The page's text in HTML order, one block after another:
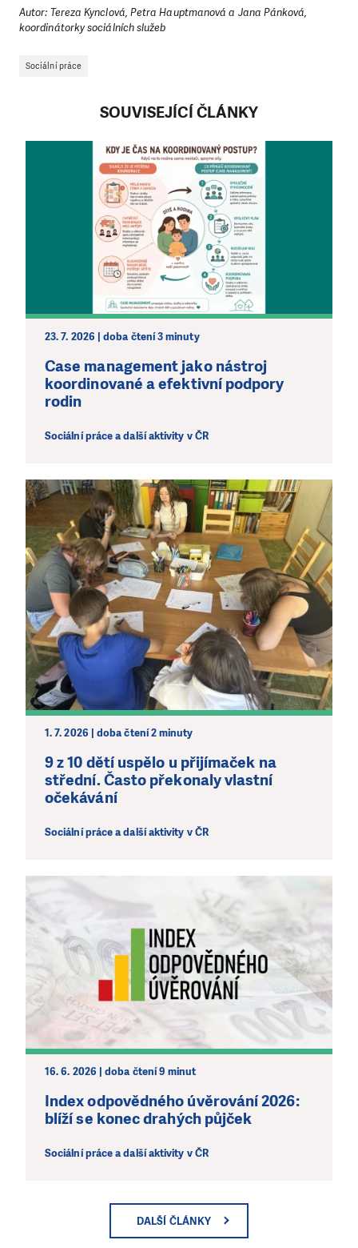
Autor: Tereza Kynclová, Petra Hauptmanová a Jana Pánková,
koordinátorky sociálních služeb
Sociální práce
SOUVISEJÍCÍ ČLÁNKY
23. 7. 2026 | doba čtení 3 minuty
Case management jako nástroj
koordinované a efektivní podpory
rodin
Sociální práce a další aktivity v ČR
1. 7. 2026 | doba čtení 2 minuty
9 z 10 dětí uspělo u přijímaček na
střední. Často překonaly vlastní
očekávání
Sociální práce a další aktivity v ČR
16. 6. 2026 | doba čtení 9 minut
Index odpovědného úvěrování 2026:
blíží se konec drahých půjček
Sociální práce a další aktivity v ČR
DALŠÍ ČLÁNKY